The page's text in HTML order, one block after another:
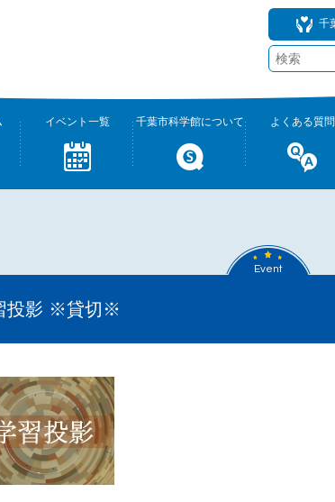
千
イベント一覧 千葉市科学館について よくある質問
Event
投影 ※貸切※